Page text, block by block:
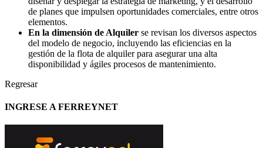
de planes que impulsen oportunidades comerciales, entre otros
elementos.
En la dimensión de Alquiler se revisan los diversos aspectos
del modelo de negocio, incluyendo las eficiencias en la
gestión de la flota de alquiler para asegurar una alta
disponibilidad y ágiles procesos de mantenimiento.
Regresar
INGRESE A FERREYNET